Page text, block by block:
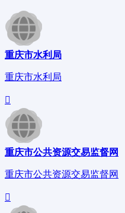
重庆市水利局
重庆市水利局
重庆市公共资源交易监督网
重庆市公共资源交易监督网